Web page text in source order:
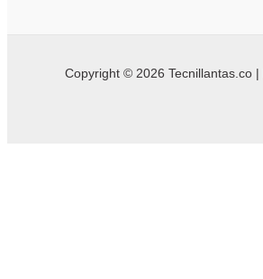
Copyright © 2026 Tecnillantas.co |